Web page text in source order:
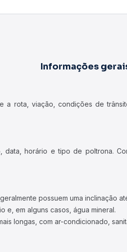
Informações
rota, viação, condições de
horário e tipo de poltrona.
possuem uma inclinação
e, em alguns casos, água mineral.
longas, com ar-condicionado,